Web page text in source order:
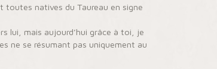
toutes natives du Taureau en signe
lui, mais aujourd’hui grâce à toi, je
ne se résumant pas uniquement au